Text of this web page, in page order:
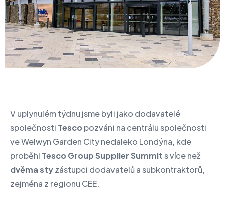
V uplynulém týdnu jsme byli jako dodavatelé
společnosti Tesco pozváni na centrálu společnosti
ve Welwyn Garden City nedaleko Londýna, kde
proběhl Tesco Group Supplier Summits více než
dvěma styzástupci dodavatelů a subkontraktorů,
zejména z regionu CEE.